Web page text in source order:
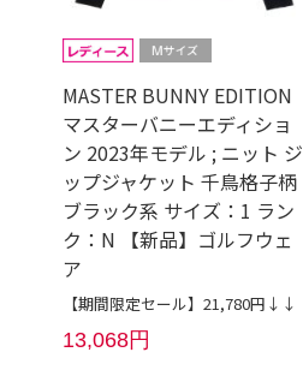
MASTER BUNNY EDITION
マスターバニーエディショ
ン 2023年モデル ; ニット ジ
ップジャケット 千鳥格子柄
ブラック系 サイズ：1 ラン
ク：N 【新品】ゴルフウェ
ア
【期間限定セール】21,780円↓↓
13,068円